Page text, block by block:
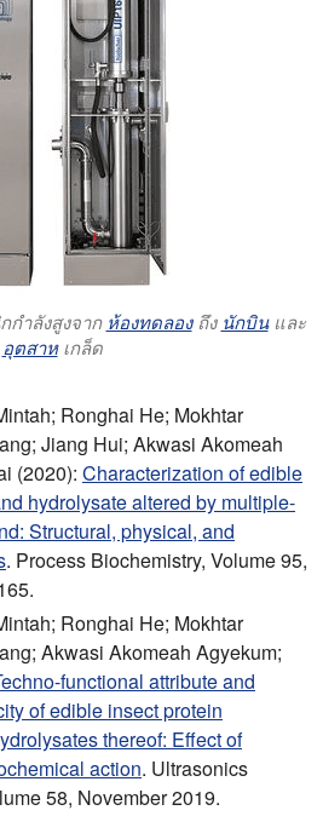
กําลังสูงจาก ห้องทดลองถึง นักบินและ
อุตสาหเกล็ด
Ronghai He; Mokhtar
Jiang Hui; Akwasi Akomeah
(2020): Characterization of edible
hydrolysate altered by multiple-
Structural, physical, and
. Process Biochemistry, Volume 95,
Ronghai He; Mokhtar
Akwasi Akomeah Agyekum;
functional attribute and
of edible insect protein
thereof: Effect of
action. Ultrasonics
58, November 2019.